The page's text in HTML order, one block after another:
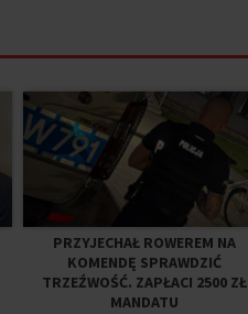
PRZYJECHAŁ ROWEREM NA
KOMENDĘ SPRAWDZIĆ
TRZEŹWOŚĆ. ZAPŁACI 2500 ZŁ
MANDATU